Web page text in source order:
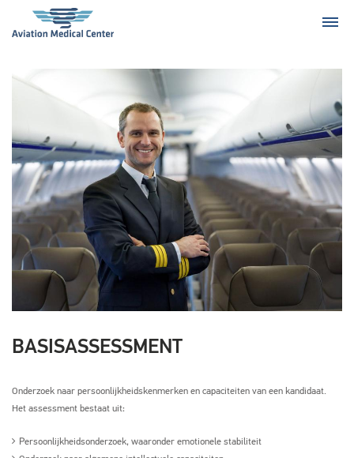
BASISASSESSMENT
Onderzoek naar persoonlijkheidskenmerken en capaciteiten van een kandidaat.
Het assessment bestaat uit:
Persoonlijkheidsonderzoek, waaronder emotionele stabiliteit